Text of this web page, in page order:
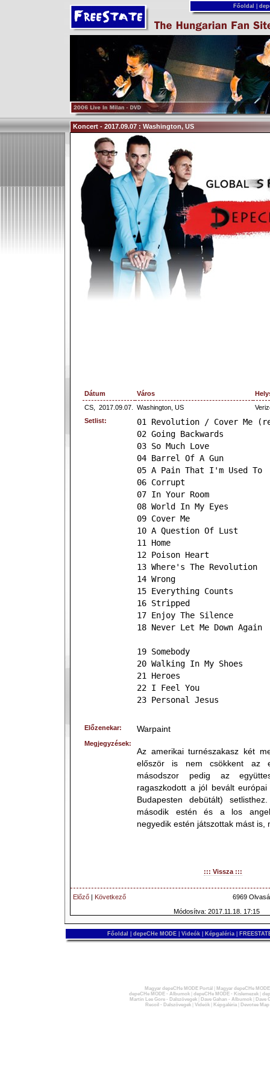
Főoldal
Koncert - 2017.09.07 : Washington, US
Dátum Város
CS,
2017.09.07. Washington, US
Setlist:
01 Revolution / Cover Me
02 Going Backwards
03 So Much Love
04 Barrel Of A Gun
05 A Pain That I'm Used To
06 Corrupt
07 In Your Room
08 World In My Eyes
09 Cover Me
10 A Question Of Lust
11 Home
12 Poison Heart
13 Where's The Revolution
14 Wrong
15 Everything Counts
16 Stripped
17 Enjoy The Silence
18 Never Let Me Down Again
19 Somebody
20 Walking In My Shoes
21 Heroes
22 I Feel You
23 Personal Jesus
Előzenekar: Warpaint
Megjegyzések:
Az amerikai turnészakasz két
először is nem csökkent az
másodszor pedig az
ragaszkodott a jól bevált
Budapesten debütált)
második estén és a los
negyedik estén játszottak mást is,
::: Vissza :::
Előző | Következő
6969
Módosítva: 2017.11.18. 17:15
Főoldal depeCHe MODE Videók Képgaléria
Magyar depeCHe MODE Portál
Magyar depeCHe
depeCHe MODE - Albumok| depeCHe MODE - Kislemezek|
Martin Lee Gore - Dalszövegek| Dave Gahan - Albumok|
Dave
Recoil - Dalszövegek| Videók| Képgaléria| Devotee Map